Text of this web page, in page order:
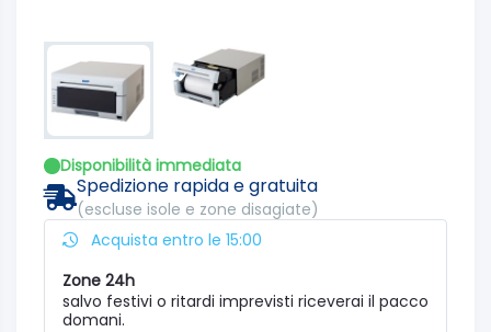
Disponibilità immediata
Spedizione rapida e gratuita
(escluse isole e zone disagiate)
Acquista entro le 15:00
Zone 24h
salvo festivi o ritardi imprevisti riceverai il pacco
domani.